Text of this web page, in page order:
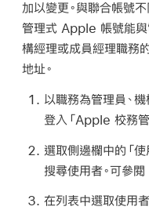
加以變更。與聯合帳號
管理式 Apple 帳號能
構經理或成員經理職務
地址。
以職務為管理員、
登入「Apple 校務管
選取側邊欄中的「使
搜尋使用者。可參
在列表中選取使用者